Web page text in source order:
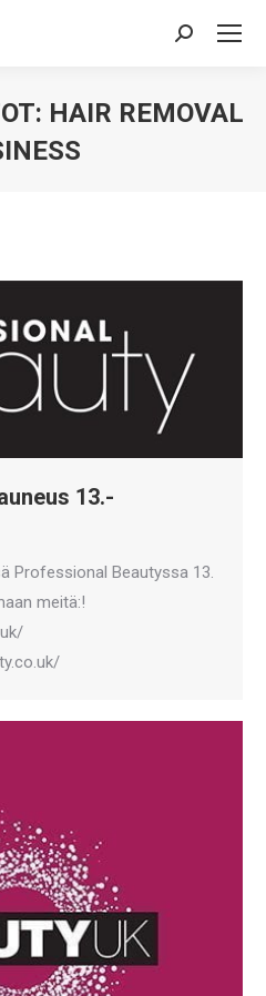
Hae:
HAIR REMOVAL
13.-
Professional Beautyssa 13.
meitä:!